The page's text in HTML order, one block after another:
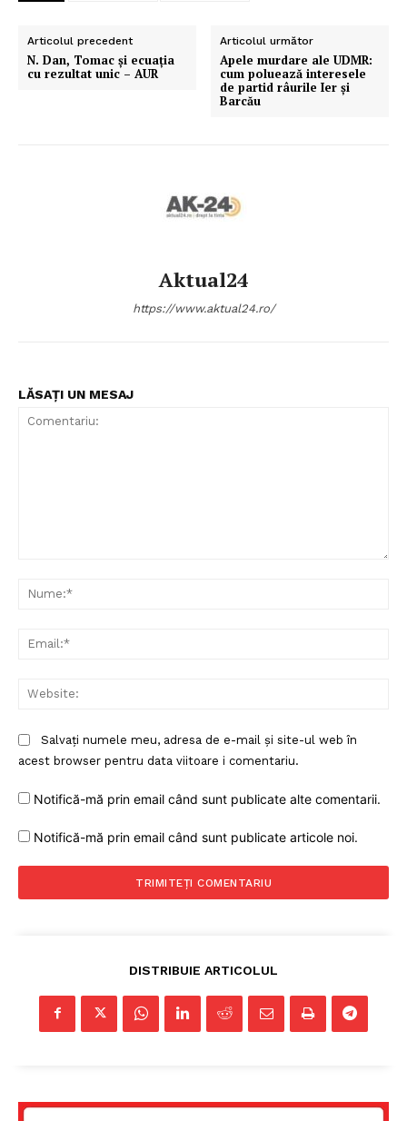
Articolul precedent
N. Dan, Tomac și ecuația
cu rezultat unic – AUR
Articolul următor
Apele murdare ale UDMR:
cum poluează interesele
de partid râurile Ier și
Barcău
Aktual24
https://www.aktual24.ro/
LĂSAȚI UN MESAJ
Salvați numele meu, adresa de e-mail și site-ul web în
acest browser pentru data viitoare i comentariu.
Notifică-mă prin email când sunt publicate alte comentarii.
Notifică-mă prin email când sunt publicate articole noi.
DISTRIBUIE ARTICOLUL